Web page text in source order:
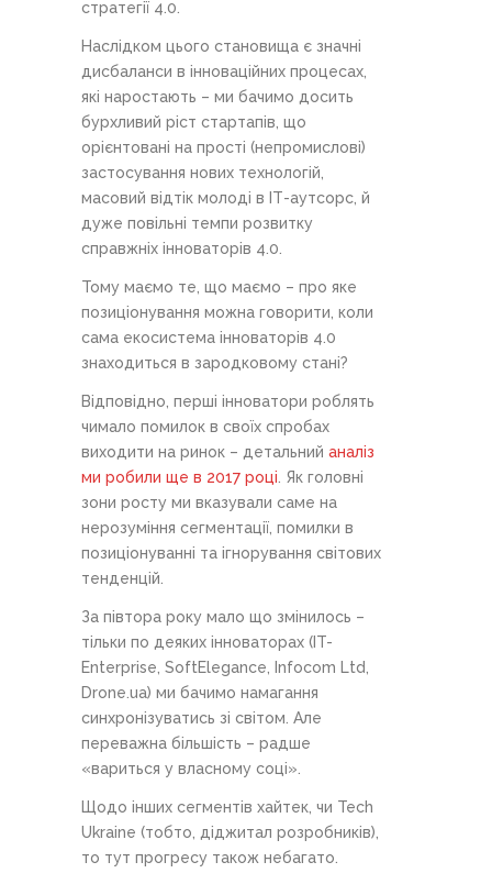
стратегії 4.0.
Наслідком цього становища є значні
дисбаланси в інноваційних процесах,
які наростають – ми бачимо досить
бурхливий ріст стартапів, що
орієнтовані на прості (непромислові)
застосування нових технологій,
масовий відтік молоді в ІТ-аутсорс, й
дуже повільні темпи розвитку
справжніх інноваторів 4.0.
Тому маємо те, що маємо – про яке
позиціонування можна говорити, коли
сама екосистема інноваторів 4.0
знаходиться в зародковому стані?
Відповідно, перші інноватори роблять
чимало помилок в своїх спробах
виходити на ринок – детальний аналіз
ми робили ще в 2017 році. Як головні
зони росту ми вказували саме на
нерозуміння сегментації, помилки в
позиціонуванні та ігнорування світових
тенденцій.
За півтора року мало що змінилось –
тільки по деяких інноваторах (IT-
Enterprise, SoftElegance, Infocom Ltd,
Drone.ua) ми бачимо намагання
синхронізуватись зі світом. Але
переважна більшість – радше
«вариться у власному соці».
Щодо інших сегментів хайтек, чи Tech
Ukraine (тобто, діджитал розробників),
то тут прогресу також небагато.